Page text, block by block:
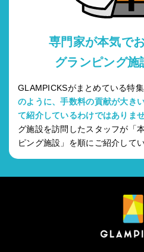
専門家が本気で
グランピング施
GLAMPICKSがまとめている特
のように、手数料の貢献が大き
て紹介しているわけではありませ
グ施設を訪問したスタッフが「
ピング施設」を順にご紹介してい